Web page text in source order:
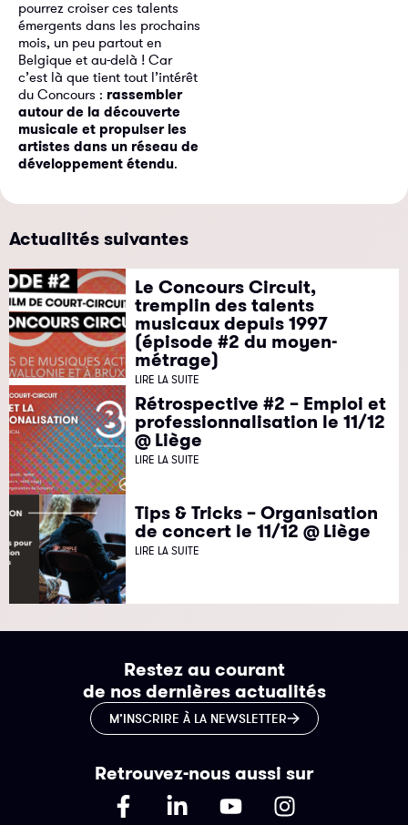
pourrez croiser ces talents
émergents dans les prochains
mois, un peu partout en
Belgique et au-delà ! Car
c’est là que tient tout l’intérêt
du Concours : rassembler
autour de la découverte
musicale et propulser les
artistes dans un réseau de
développement étendu.
Actualités suivantes
Le Concours Circuit,
tremplin des talents
musicaux depuis 1997
(épisode #2 du moyen-
métrage)
LIRE LA SUITE
Rétrospective #2 – Emploi et
professionnalisation le 11/12
@ Liège
LIRE LA SUITE
Tips & Tricks – Organisation
de concert le 11/12 @ Liège
LIRE LA SUITE
Restez au courant
de nos dernières actualités
M’INSCRIRE À LA NEWSLETTER
Retrouvez-nous aussi sur